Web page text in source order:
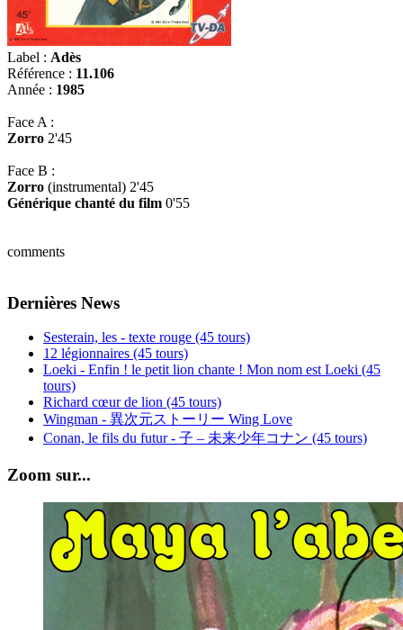
Label : Adès
Référence : 11.106
Année : 1985
Face A :
Zorro 2'45
Face B :
Zorro (instrumental) 2'45
Générique chanté du film 0'55
comments
Dernières News
Sesterain, les - texte rouge (45 tours)
12 légionnaires (45 tours)
Loeki - Enfin ! le petit lion chante ! Mon nom est Loeki (45
tours)
Richard cœur de lion (45 tours)
Wingman - 異次元ストーリー Wing Love
Conan, le fils du futur - 子 – 未来少年コナン (45 tours)
Zoom sur...